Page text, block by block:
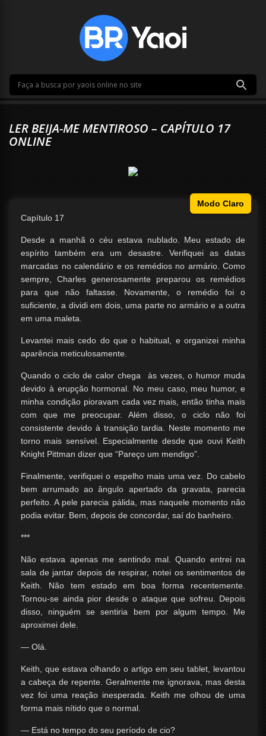
LER BEIJA-ME MENTIROSO – CAPÍTULO 17
ONLINE
Modo Claro
Capítulo 17
Desde a manhã o céu estava nublado. Meu estado de
espírito também era um desastre. Verifiquei as datas
marcadas no calendário e os remédios no armário. Como
sempre, Charles generosamente preparou os remédios
para que não faltasse. Novamente, o remédio foi o
suficiente, a dividi em dois, uma parte no armário e a outra
em uma maleta.
Levantei mais cedo do que o habitual, e organizei minha
aparência meticulosamente.
Quando o ciclo de calor chega às vezes, o humor muda
devido à erupção hormonal. No meu caso, meu humor, e
minha condição pioravam cada vez mais, então tinha mais
com que me preocupar. Além disso, o ciclo não foi
consistente devido à transição tardia. Neste momento me
torno mais sensível. Especialmente desde que ouvi Keith
Knight Pittman dizer que “Pareço um mendigo”.
Finalmente, verifiquei o espelho mais uma vez. Do cabelo
bem arrumado ao ângulo apertado da gravata, parecia
perfeito. A pele parecia pálida, mas naquele momento não
podia evitar. Bem, depois de concordar, saí do banheiro.
***
Não estava apenas me sentindo mal. Quando entrei na
sala de jantar depois de respirar, notei os sentimentos de
Keith. Não tem estado em boa forma recentemente.
Tornou-se ainda pior desde o ataque que sofreu. Depois
disso, ninguém se sentiria bem por algum tempo. Me
aproximei dele.
— Olá.
Keith, que estava olhando o artigo em seu tablet, levantou
a cabeça de repente. Geralmente me ignorava, mas desta
vez foi uma reação inesperada. Keith me olhou de uma
forma mais nítido que o normal.
— Está no tempo do seu período de cio?